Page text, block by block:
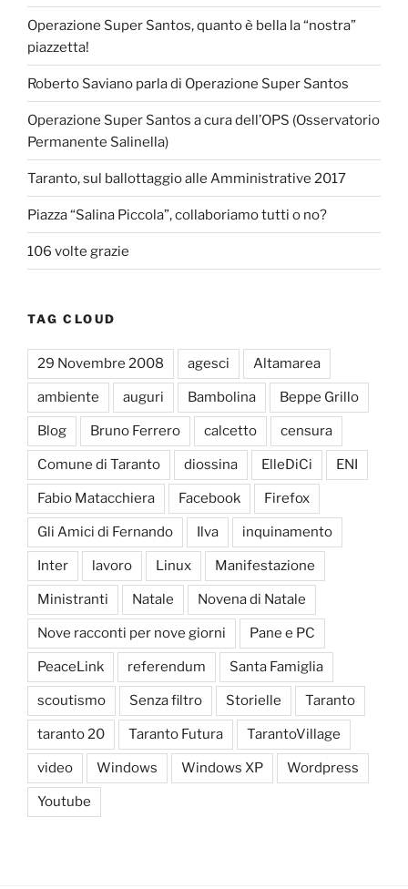
Operazione Super Santos, quanto è bella la “nostra”
piazzetta!
Roberto Saviano parla di Operazione Super Santos
Operazione Super Santos a cura dell’OPS (Osservatorio
Permanente Salinella)
Taranto, sul ballottaggio alle Amministrative 2017
Piazza “Salina Piccola”, collaboriamo tutti o no?
106 volte grazie
TAG CLOUD
29 Novembre 2008 agesci Altamarea
ambiente auguri Bambolina Beppe Grillo
Blog Bruno Ferrero calcetto censura
Comune di Taranto diossina ElleDiCi ENI
Fabio Matacchiera Facebook Firefox
Gli Amici di Fernando Ilva inquinamento
Inter lavoro Linux Manifestazione
Ministranti Natale Novena di Natale
Nove racconti per nove giorni Pane e PC
PeaceLink referendum Santa Famiglia
scoutismo Senza filtro Storielle Taranto
taranto 20 Taranto Futura TarantoVillage
video Windows Windows XP Wordpress
Youtube